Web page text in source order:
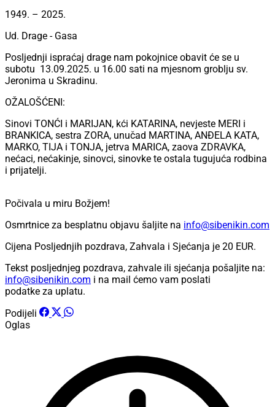
1949. – 2025.
Ud. Drage - Gasa
Posljednji ispraćaj drage nam pokojnice obavit će se u
subotu 13.09.2025. u 16.00 sati na mjesnom groblju sv.
Jeronima u Skradinu.
OŽALOŠĆENI:
Sinovi TONĆI i MARIJAN, kći KATARINA, nevjeste MERI i
BRANKICA, sestra ZORA, unučad MARTINA, ANĐELA KATA,
MARKO, TIJA i TONJA, jetrva MARICA, zaova ZDRAVKA,
nećaci, nećakinje, sinovci, sinovke te ostala tugujuća rodbina
i prijatelji.
Počivala u miru Božjem!
Osmrtnice za besplatnu objavu šaljite na info@sibenikin.com
Cijena Posljednjih pozdrava, Zahvala i Sjećanja je 20 EUR.
Tekst posljednjeg pozdrava, zahvale ili sjećanja pošaljite na:
info@sibenikin.com i na mail ćemo vam poslati
podatke za uplatu.
Podijeli
Oglas